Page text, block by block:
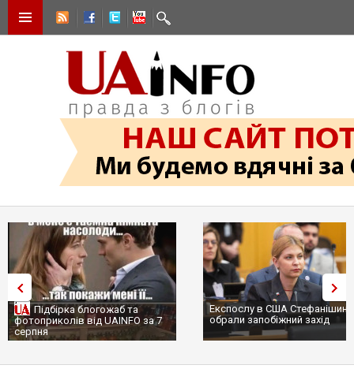
Підбірка блогожаб та
фотоприколів від UAINFO за 7
серпня
Експослу в США Стефанішиній
обрали запобіжний захід